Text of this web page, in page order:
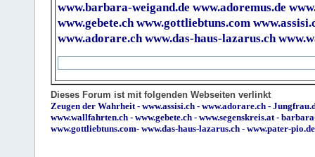
www.barbara-weigand.de www.adoremus.de
www.gebete.ch www.gottliebtuns.com
www.adorare.ch www.das-haus-lazarus.ch
Dieses Forum ist mit folgenden Webseiten verlinkt
Zeugen der Wahrheit- www.assisi.ch - www.adorare.ch -
www.wallfahrten.ch - www.gebete.ch - www.segenskreis.at-
www.gottliebtuns.com- www.das-haus-lazarus.ch - www.pater-pio.de